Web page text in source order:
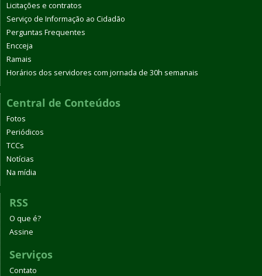
Licitações e contratos
Serviço de Informação ao Cidadão
Perguntas Frequentes
Encceja
Ramais
Horários dos servidores com jornada de 30h semanais
Central de Conteúdos
Fotos
Periódicos
TCCs
Notícias
Na mídia
RSS
O que é?
Assine
Serviços
Contato